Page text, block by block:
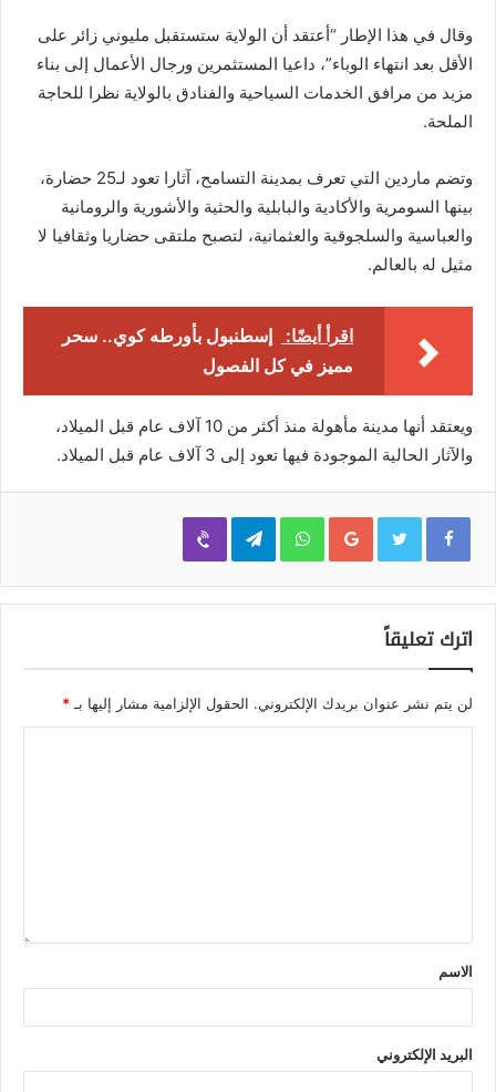
وقال في هذا الإطار “أعتقد أن الولاية ستستقبل مليوني زائر على
الأقل بعد انتهاء الوباء”، داعيا المستثمرين ورجال الأعمال إلى بناء
مزيد من مرافق الخدمات السياحية والفنادق بالولاية نظرا للحاجة
الملحة.
وتضم ماردين التي تعرف بمدينة التسامح، آثارا تعود لـ25 حضارة،
بينها السومرية والأكادية والبابلية والحثية والأشورية والرومانية
والعباسية والسلجوقية والعثمانية، لتصبح ملتقى حضاريا وثقافيا لا
مثيل له بالعالم.
اقرأ أيضًا:
إسطنبول بأورطه كوي.. سحر
مميز في كل الفصول
ويعتقد أنها مدينة مأهولة منذ أكثر من 10 آلاف عام قبل الميلاد،
والآثار الحالية الموجودة فيها تعود إلى 3 آلاف عام قبل الميلاد.
Google+
WhatsApp
Telegram
Viber
اترك تعليقاً
لن يتم نشر عنوان بريدك الإلكتروني. الحقول الإلزامية مشار إليها بـ *
الاسم
البريد الإلكتروني